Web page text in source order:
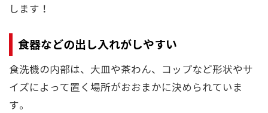
します！
食器などの出し入れがしやすい
食洗機の内部は、大皿や茶わん、コップなど形状やサ
イズによって置く場所がおおまかに決められていま
す。